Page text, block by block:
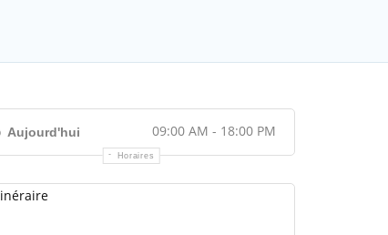
Aujourd'hui 09:00 AM - 18:00 PM
Horaires